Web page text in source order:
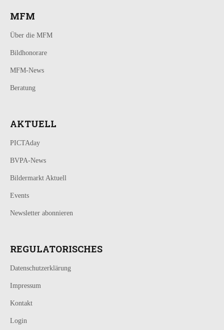
MFM
Über die MFM
Bildhonorare
MFM-News
Beratung
AKTUELL
PICTAday
BVPA-News
Bildermarkt Aktuell
Events
Newsletter abonnieren
REGULATORISCHES
Datenschutzerklärung
Impressum
Kontakt
Login